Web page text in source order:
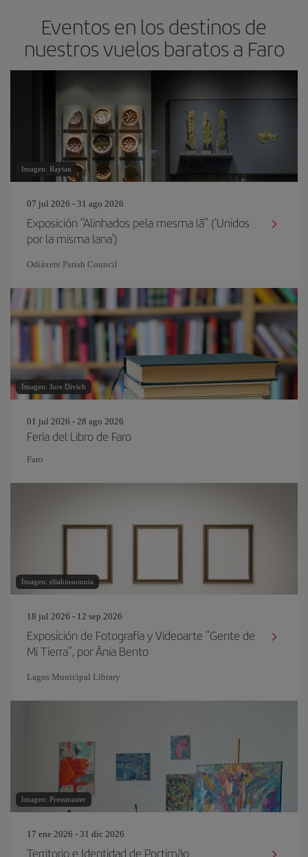
Eventos en los destinos de
nuestros vuelos baratos a Faro
Imagen: Raytan
07 jul 2026 - 31 ago 2026
Exposición “Alinhados pela mesma lã” (‘Unidos
por la misma lana’)
Odiáxere Parish Council
Imagen: Jure Divich
01 jul 2026 - 28 ago 2026
Feria del Libro de Faro
Faro
Imagen: eliahinsomnia
18 jul 2026 - 12 sep 2026
Exposición de Fotografía y Videoarte “Gente de
Mi Tierra”, por Ânia Bento
Lagos Municipal Library
Imagen: Pressmaster
17 ene 2026 - 31 dic 2026
Territorio e Identidad de Portimão